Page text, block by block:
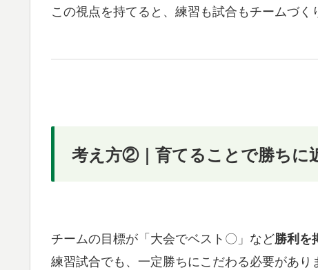
この視点を持てると、練習も試合もチームづく
考え方②｜育てることで勝ちに
チームの目標が「大会でベスト〇」など勝利を
練習試合でも、一定勝ちにこだわる必要があり